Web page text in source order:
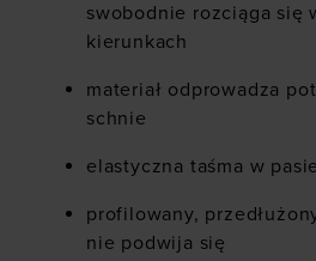
swobodnie rozciąga się
kierunkach
materiał odprowadza
schnie
elastyczna taśma w pasie
profilowany,
nie podwija się